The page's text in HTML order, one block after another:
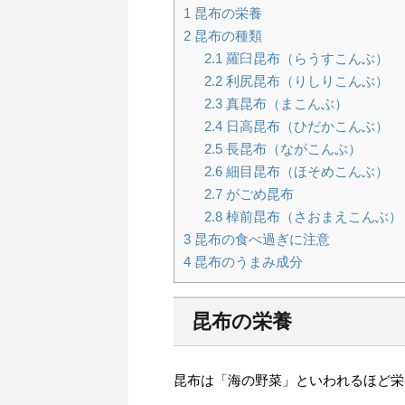
1 昆布の栄養
2 昆布の種類
2.1 羅臼昆布（らうすこんぶ）
2.2利尻昆布（りしりこんぶ）
2.3真昆布（まこんぶ）
2.4日高昆布（ひだかこんぶ）
2.5長昆布（ながこんぶ）
2.6細目昆布（ほそめこんぶ）
2.7がごめ昆布
2.8棹前昆布（さおまえこんぶ）
3 昆布の食べ過ぎに注意
4 昆布のうまみ成分
昆布の栄養
昆布は「海の野菜」といわれるほど栄